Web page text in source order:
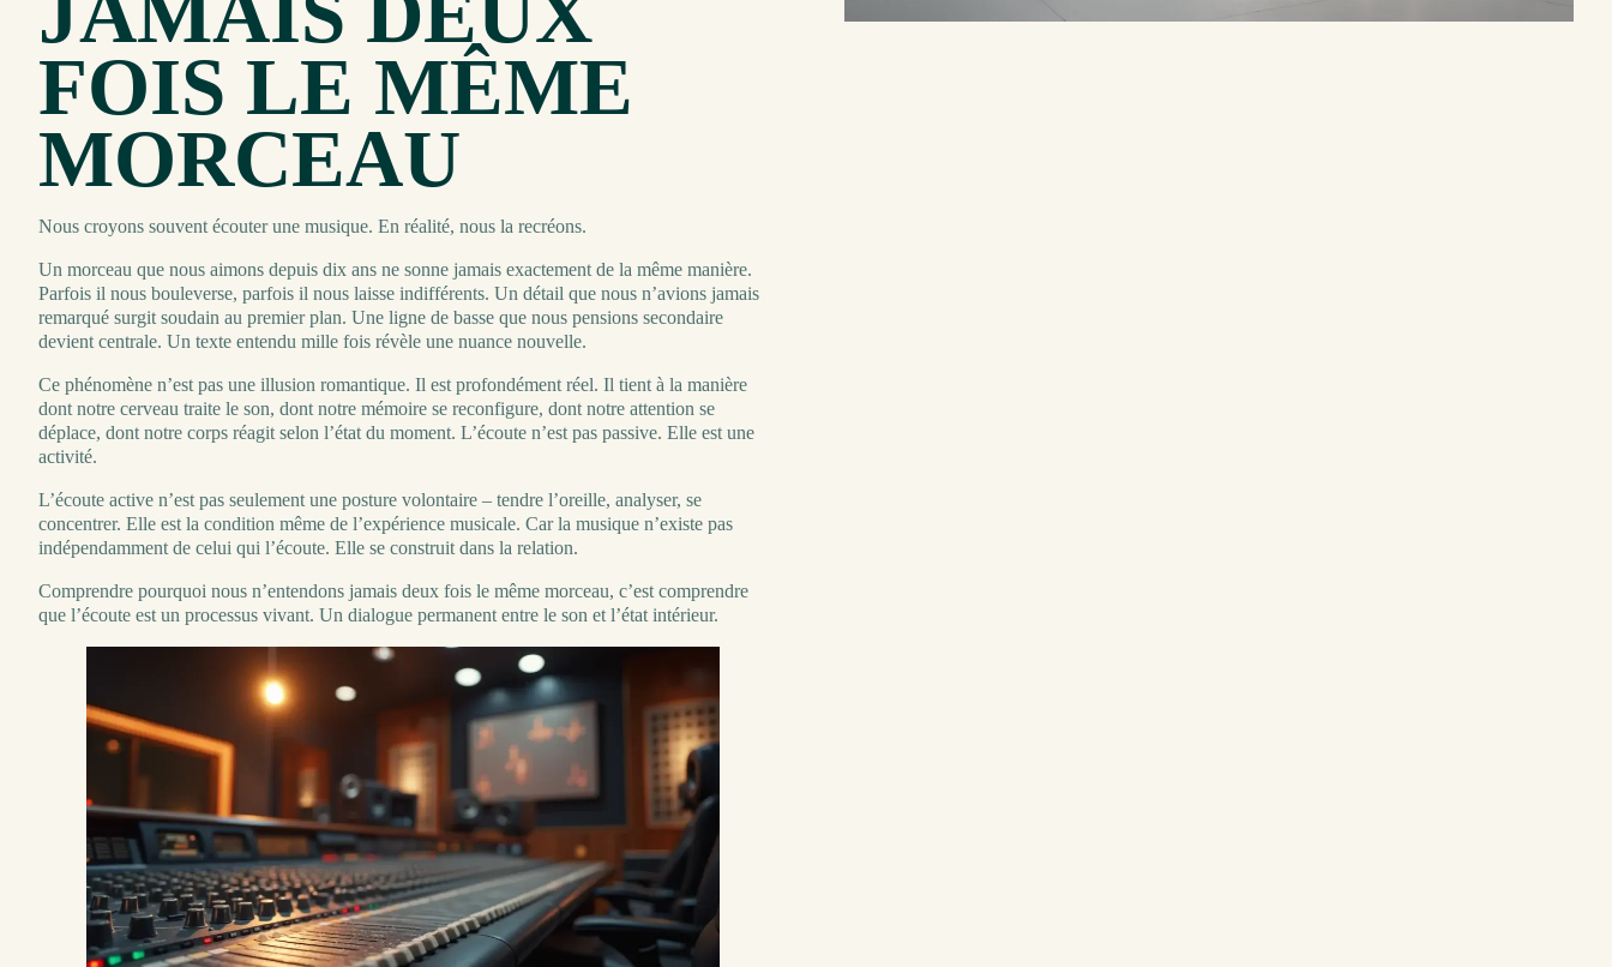
FOIS LE MÊME
MORCEAU
Nous croyons souvent écouter une musique. En réalité, nous la recréons.
Un morceau que nous aimons depuis dix ans ne sonne jamais exactement de la même manière.
Parfois il nous bouleverse, parfois il nous laisse indifférents. Un détail que nous n’avions jamais
remarqué surgit soudain au premier plan. Une ligne de basse que nous pensions secondaire
devient centrale. Un texte entendu mille fois révèle une nuance nouvelle.
Ce phénomène n’est pas une illusion romantique. Il est profondément réel. Il tient à la manière
dont notre cerveau traite le son, dont notre mémoire se reconfigure, dont notre attention se
déplace, dont notre corps réagit selon l’état du moment. L’écoute n’est pas passive. Elle est une
activité.
L’écoute active n’est pas seulement une posture volontaire – tendre l’oreille, analyser, se
concentrer. Elle est la condition même de l’expérience musicale. Car la musique n’existe pas
indépendamment de celui qui l’écoute. Elle se construit dans la relation.
Comprendre pourquoi nous n’entendons jamais deux fois le même morceau, c’est comprendre
que l’écoute est un processus vivant. Un dialogue permanent entre le son et l’état intérieur.